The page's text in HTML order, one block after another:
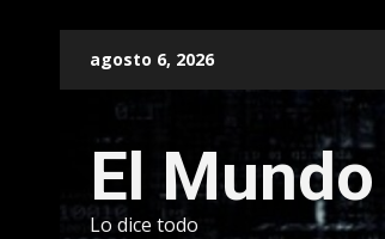
agosto 6, 2026
El Mundo
Lo dice todo